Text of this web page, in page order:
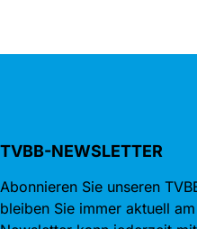
TVBB-NEWSLETTER
Abonnieren Sie unseren
bleiben Sie immer aktuell